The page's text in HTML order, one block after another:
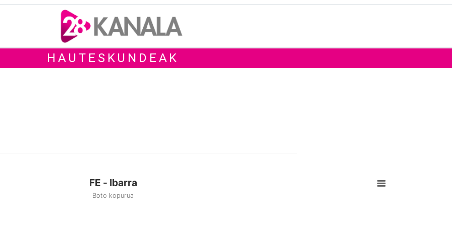
HAUTESKUNDEAK
FE - Ibarra
Boto kopurua